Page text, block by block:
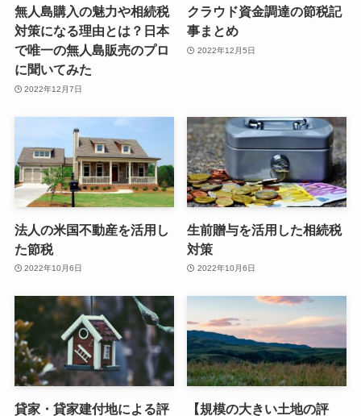
無人島購入の魅力や相続税
対策になる理由とは？日本
で唯一の無人島販売のプロ
に聞いてみた
2022年12月7日
クラウド資金調達の節税記
事まとめ
2022年12月5日
法人の米国不動産を活用し
た節税
2022年10月6日
生前贈与を活用した相続税
対策
2022年10月6日
貸家・貸家建付地による評
【規模の大きい土地の評